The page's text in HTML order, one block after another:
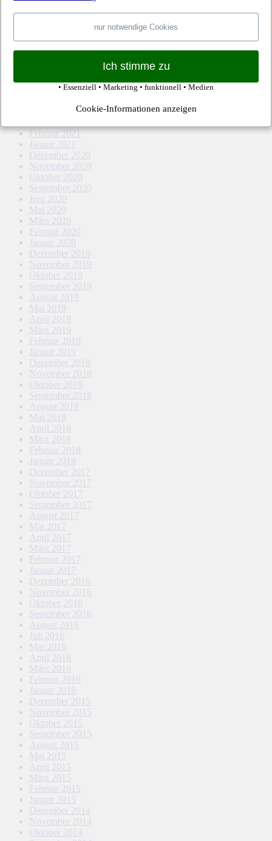
März 2022
August 2021
Februar 2021
Januar 2021
Dezember 2020
November 2020
Oktober 2020
September 2020
Juni 2020
Mai 2020
März 2020
Februar 2020
Januar 2020
Dezember 2019
November 2019
Oktober 2019
September 2019
August 2019
Mai 2019
April 2019
März 2019
Februar 2019
Januar 2019
Dezember 2018
November 2018
Oktober 2018
September 2018
August 2018
Mai 2018
April 2018
März 2018
Februar 2018
Januar 2018
Dezember 2017
November 2017
Oktober 2017
September 2017
August 2017
Mai 2017
April 2017
März 2017
Februar 2017
Januar 2017
Dezember 2016
November 2016
Oktober 2016
September 2016
August 2016
Juli 2016
Mai 2016
April 2016
März 2016
Februar 2016
Januar 2016
Dezember 2015
November 2015
Oktober 2015
September 2015
August 2015
Mai 2015
April 2015
März 2015
Februar 2015
Januar 2015
Dezember 2014
November 2014
Oktober 2014
nur notwendige Cookies
Ich stimme zu
• Essenziell • Marketing • funktionell • Medien
Cookie-Informationen anzeigen